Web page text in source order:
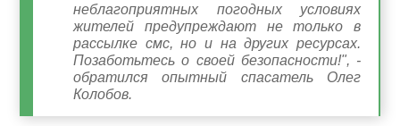
неблагоприятных погодных условиях
жителей предупреждают не только в
рассылке смс, но и на других ресурсах.
Позаботьтесь о своей безопасности!", -
обратился опытный спасатель Олег
Колобов.